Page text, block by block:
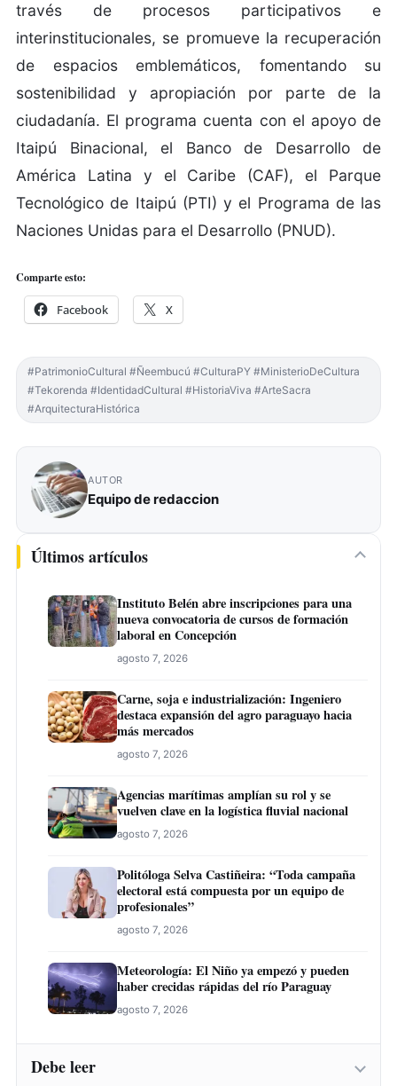
través de procesos participativos e
interinstitucionales, se promueve la recuperación
de espacios emblemáticos, fomentando su
sostenibilidad y apropiación por parte de la
ciudadanía. El programa cuenta con el apoyo de
Itaipú Binacional, el Banco de Desarrollo de
América Latina y el Caribe (CAF), el Parque
Tecnológico de Itaipú (PTI) y el Programa de las
Naciones Unidas para el Desarrollo (PNUD).
Comparte esto:
Facebook X
#PatrimonioCultural #Ñeembucú #CulturaPY #MinisterioDeCultura
#Tekorenda #IdentidadCultural #HistoriaViva #ArteSacra
#ArquitecturaHistórica
AUTOR
Equipo de redaccion
Últimos artículos
Instituto Belén abre inscripciones para una
nueva convocatoria de cursos de formación
laboral en Concepción
agosto 7, 2026
Carne, soja e industrialización: Ingeniero
destaca expansión del agro paraguayo hacia
más mercados
agosto 7, 2026
Agencias marítimas amplían su rol y se
vuelven clave en la logística fluvial nacional
agosto 7, 2026
Politóloga Selva Castiñeira: “Toda campaña
electoral está compuesta por un equipo de
profesionales”
agosto 7, 2026
Meteorología: El Niño ya empezó y pueden
haber crecidas rápidas del río Paraguay
agosto 7, 2026
Debe leer